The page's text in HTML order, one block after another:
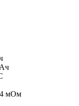
мОм